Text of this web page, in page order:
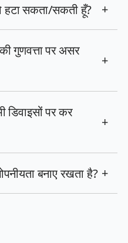
हटा सकता/सकती हूँ? +
गुणवत्ता पर असर
+
डिवाइसों पर कर
+
बनाए रखता है? +